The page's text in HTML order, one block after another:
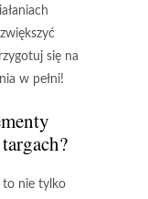
się na
w pełni!
to nie tylko